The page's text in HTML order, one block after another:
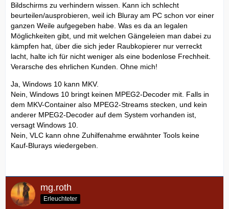
Bildschirms zu verhindern wissen. Kann ich schlecht
beurteilen/ausprobieren, weil ich Bluray am PC schon vor einer
ganzen Weile aufgegeben habe. Was es da an legalen
Möglichkeiten gibt, und mit welchen Gängeleien man dabei zu
kämpfen hat, über die sich jeder Raubkopierer nur verreckt
lacht, halte ich für nicht weniger als eine bodenlose Frechheit.
Verarsche des ehrlichen Kunden. Ohne mich!
Ja, Windows 10 kann MKV.
Nein, Windows 10 bringt keinen MPEG2-Decoder mit. Falls in
dem MKV-Container also MPEG2-Streams stecken, und kein
anderer MPEG2-Decoder auf dem System vorhanden ist,
versagt Windows 10.
Nein, VLC kann ohne Zuhilfenahme erwähnter Tools keine
Kauf-Blurays wiedergeben.
mg.roth
Erleuchteter